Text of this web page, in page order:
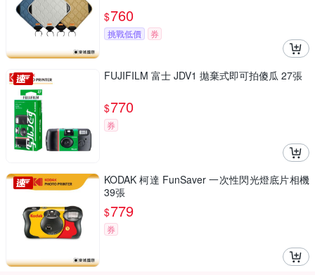
$760
挑戰低價 券
FUJIFILM 富士 JDV1 拋棄式即可拍傻瓜 27張
$770
券
KODAK 柯達 FunSaver 一次性閃光燈底片相機
39張
$779
券